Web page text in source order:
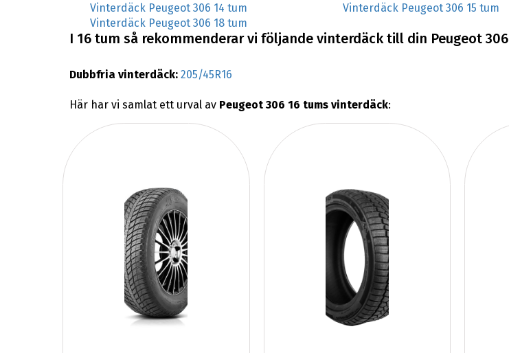
Vinterdäck Peugeot 306 14 tum
Vinterdäck Peugeot 306 15 tum
Vinterdäck Peugeot 306 18 tum
I 16 tum så rekommenderar vi följande vinterdäck till din Peugeot 306
Dubbfria vinterdäck: 205/45R16
Här har vi samlat ett urval av Peugeot 306 16 tums vinterdäck: